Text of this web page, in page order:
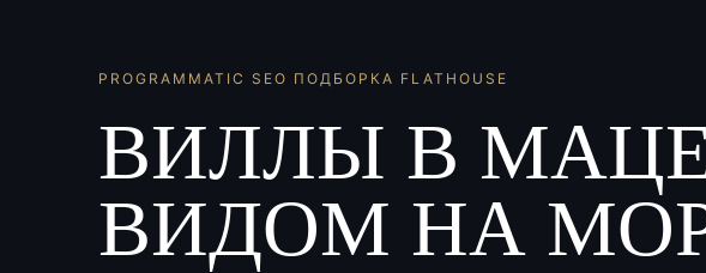
PROGRAMMATIC SEO ПОДБОРКА FLATHOUSE
ВИЛЛЫ В
ВИДОМ НА